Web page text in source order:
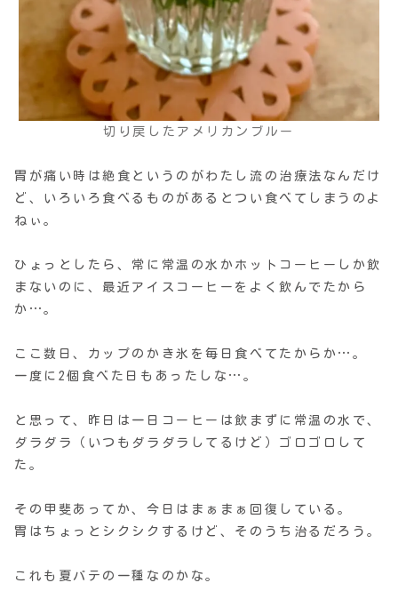
切り戻したアメリカンブルー
胃が痛い時は絶食というのがわたし流の治療法なんだけ
ど、いろいろ食べるものがあるとつい食べてしまうのよ
ねぃ。
ひょっとしたら、常に常温の水かホットコーヒーしか飲
まないのに、最近アイスコーヒーをよく飲んでたから
か…。
ここ数日、カップのかき氷を毎日食べてたからか…。
一度に2個食べた日もあったしな…。
と思って、昨日は一日コーヒーは飲まずに常温の水で、
ダラダラ（いつもダラダラしてるけど）ゴロゴロして
た。
その甲斐あってか、今日はまぁまぁ回復している。
胃はちょっとシクシクするけど、そのうち治るだろう。
これも夏バテの一種なのかな。